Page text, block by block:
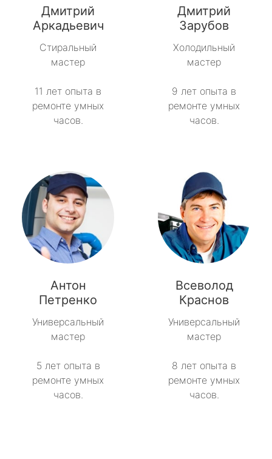
Дмитрий
Аркадьевич
Стиральный
мастер
11 лет опыта в
ремонте умных
часов.
Дмитрий
Зарубов
Холодильный
мастер
9 лет опыта в
ремонте умных
часов.
Антон
Петренко
Универсальный
мастер
5 лет опыта в
ремонте умных
часов.
Всеволод
Краснов
Универсальный
мастер
8 лет опыта в
ремонте умных
часов.